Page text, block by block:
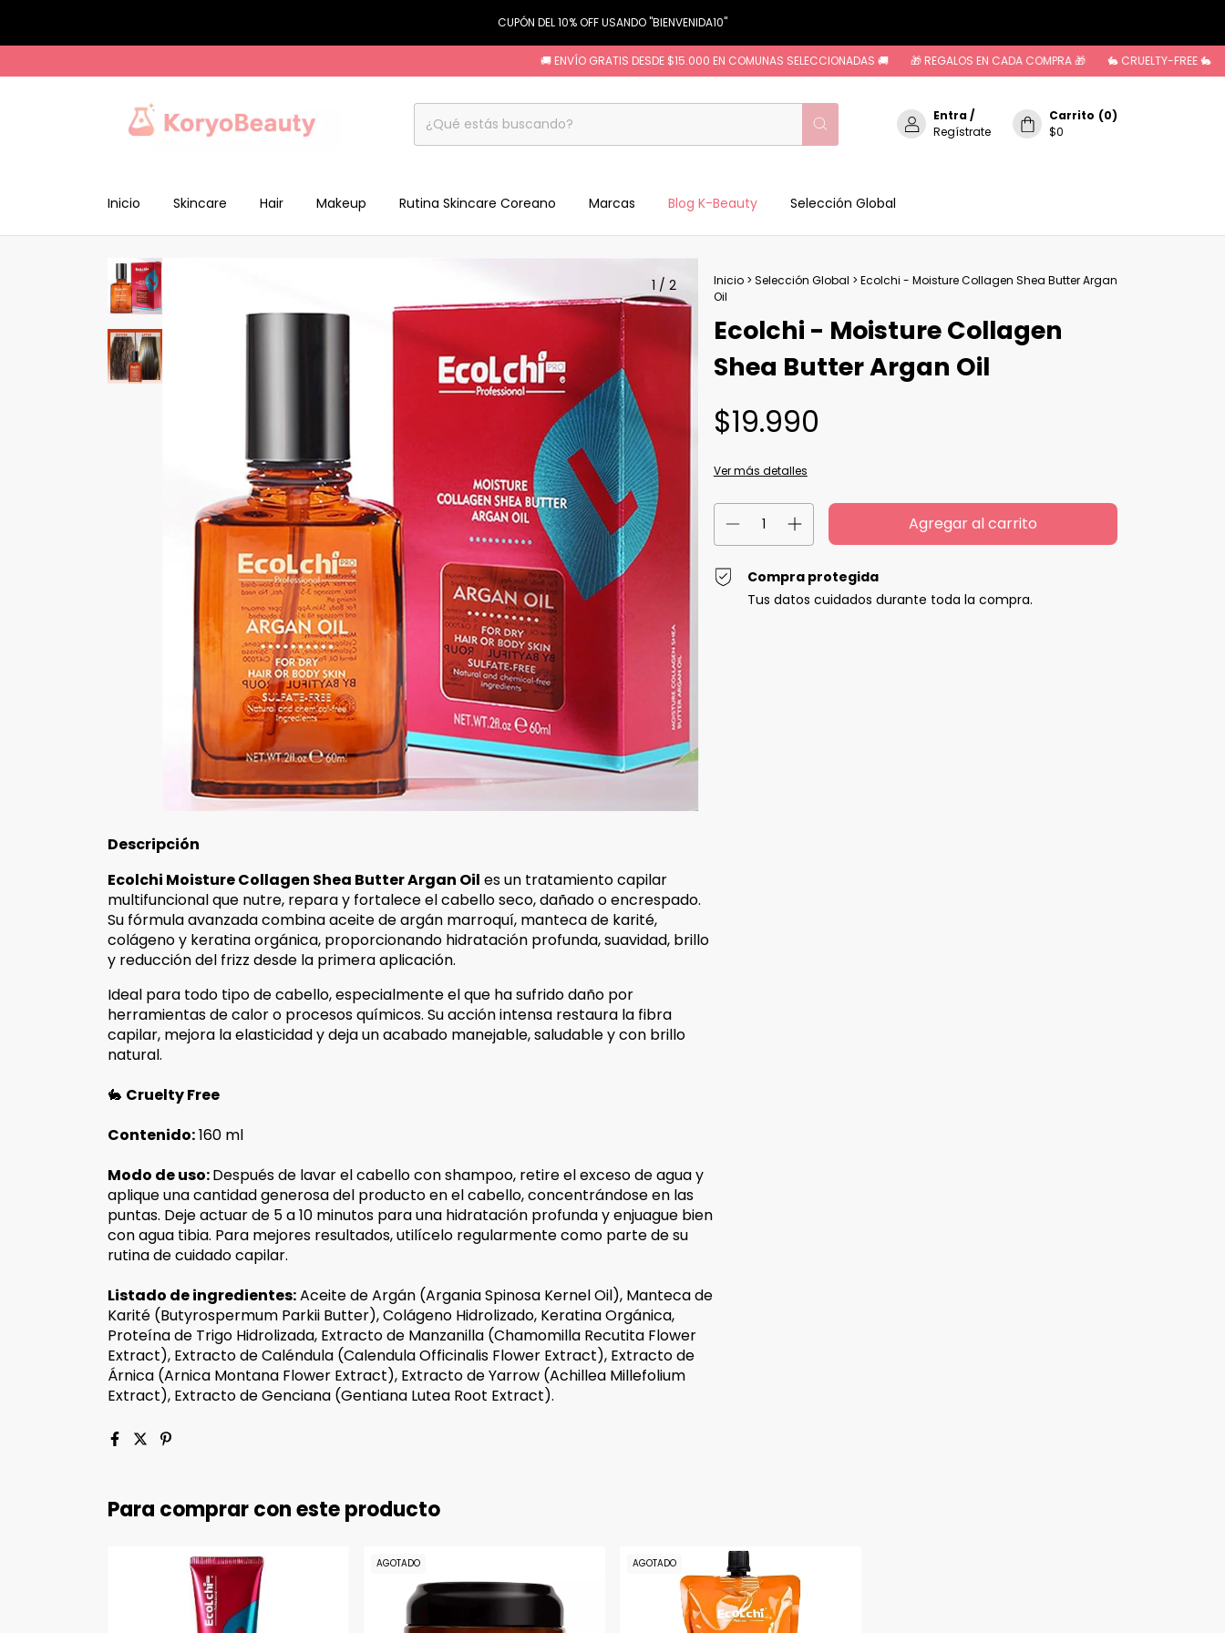
CUPÓN DEL 10% OFF USANDO "BIENVENIDA10"
🚚 ENVÍO GRATIS DESDE $15.000 EN COMUNAS SELECCIONADAS 🚚 🎁 REGALOS EN CADA COMPRA 🎁 🐇 CRUELTY-FREE 🐇 🚚
Entra/
Regístrate
Carrito (0)
$0
Inicio Skincare Hair Makeup Rutina Skincare Coreano Marcas Blog K-Beauty Selección Global
1 / 2 Inicio > Selección Global > Ecolchi - Moisture Collagen Shea Butter Argan
Oil
Ecolchi - Moisture Collagen
Shea Butter Argan Oil
$19.990
Ver más detalles
Compra protegida
Tus datos cuidados durante toda la compra.
Descripción
Ecolchi Moisture Collagen Shea Butter Argan Oil es un tratamiento capilar
multifuncional que nutre, repara y fortalece el cabello seco, dañado o encrespado.
Su fórmula avanzada combina aceite de argán marroquí, manteca de karité,
colágeno y keratina orgánica, proporcionando hidratación profunda, suavidad, brillo
y reducción del frizz desde la primera aplicación.
Ideal para todo tipo de cabello, especialmente el que ha sufrido daño por
herramientas de calor o procesos químicos. Su acción intensa restaura la fibra
capilar, mejora la elasticidad y deja un acabado manejable, saludable y con brillo
natural.
🐇 Cruelty Free
Contenido:160 ml
Modo de uso:Después de lavar el cabello con shampoo, retire el exceso de agua y
aplique una cantidad generosa del producto en el cabello, concentrándose en las
puntas. Deje actuar de 5 a 10 minutos para una hidratación profunda y enjuague bien
con agua tibia. Para mejores resultados, utilícelo regularmente como parte de su
rutina de cuidado capilar.
Listado de ingredientes:Aceite de Argán (Argania Spinosa Kernel Oil), Manteca de
Karité (Butyrospermum Parkii Butter), Colágeno Hidrolizado, Keratina Orgánica,
Proteína de Trigo Hidrolizada, Extracto de Manzanilla (Chamomilla Recutita Flower
Extract), Extracto de Caléndula (Calendula Officinalis Flower Extract), Extracto de
Árnica (Arnica Montana Flower Extract), Extracto de Yarrow (Achillea Millefolium
Extract), Extracto de Genciana (Gentiana Lutea Root Extract).
Para comprar con este producto
AGOTADO AGOTADO